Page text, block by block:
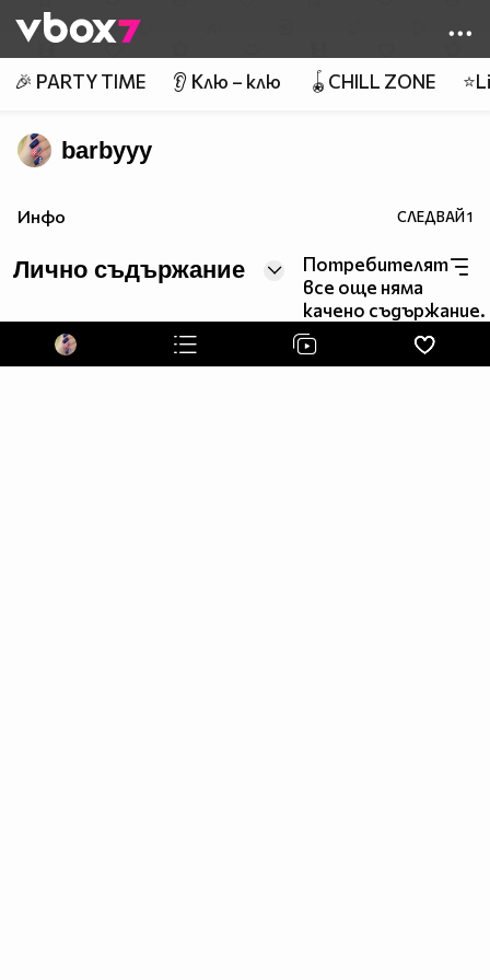
👾
🎉 PARTY TIME 👂 Клю – клю 🪀CHILL ZONE
barbyyy
Инфо СЛЕДВАЙ1
Лично съдържание
Потребителят
все още няма
качено съдържание.